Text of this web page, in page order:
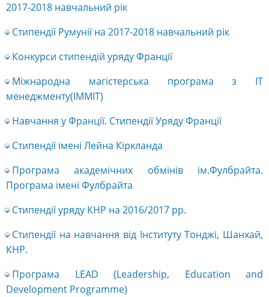
2017-2018 навчальний рік
Стипендії Румунії на 2017-2018 навчальний рік
Конкурси стипендій уряду Франції
Міжнародна магістерська програма з IT
менеджменту(IMMIT)
Навчання у Франції. Стипендії Уряду Франції
Стипендії імені Лейна Кіркланда
Програма академічних обмінів ім.Фулбрайта.
Програма імені Фулбрайта
Стипендії уряду КНР на 2016/2017 рр.
Стипендії на навчання від Інституту Тонджі, Шанхай,
КНР.
Програма LEAD (Leadership, Education and
Development Programme)